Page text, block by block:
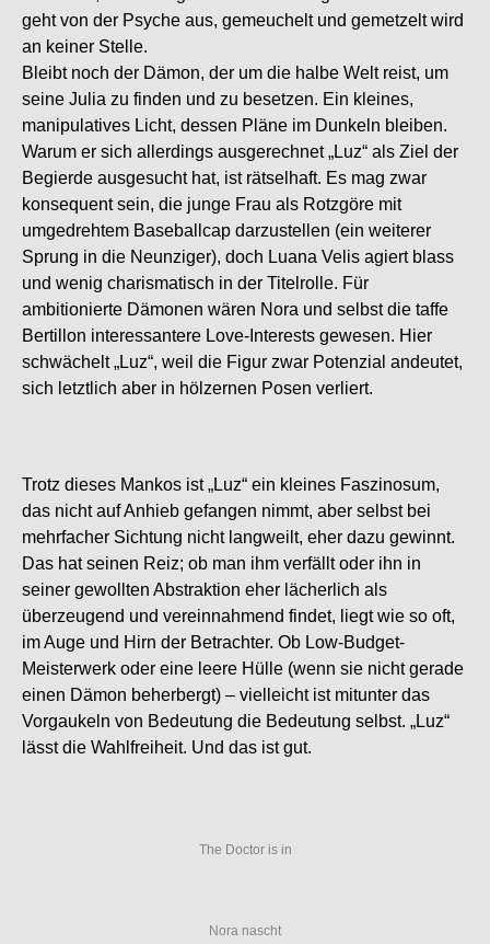
geht von der Psyche aus, gemeuchelt und gemetzelt wird
an keiner Stelle.
Bleibt noch der Dämon, der um die halbe Welt reist, um
seine Julia zu finden und zu besetzen. Ein kleines,
manipulatives Licht, dessen Pläne im Dunkeln bleiben.
Warum er sich allerdings ausgerechnet „Luz“ als Ziel der
Begierde ausgesucht hat, ist rätselhaft. Es mag zwar
konsequent sein, die junge Frau als Rotzgöre mit
umgedrehtem Baseballcap darzustellen (ein weiterer
Sprung in die Neunziger), doch Luana Velis agiert blass
und wenig charismatisch in der Titelrolle. Für
ambitionierte Dämonen wären Nora und selbst die taffe
Bertillon interessantere Love-Interests gewesen. Hier
schwächelt „Luz“, weil die Figur zwar Potenzial andeutet,
sich letztlich aber in hölzernen Posen verliert.
Trotz dieses Mankos ist „Luz“ ein kleines Faszinosum,
das nicht auf Anhieb gefangen nimmt, aber selbst bei
mehrfacher Sichtung nicht langweilt, eher dazu gewinnt.
Das hat seinen Reiz; ob man ihm verfällt oder ihn in
seiner gewollten Abstraktion eher lächerlich als
überzeugend und vereinnahmend findet, liegt wie so oft,
im Auge und Hirn der Betrachter. Ob Low-Budget-
Meisterwerk oder eine leere Hülle (wenn sie nicht gerade
einen Dämon beherbergt) – vielleicht ist mitunter das
Vorgaukeln von Bedeutung die Bedeutung selbst. „Luz“
lässt die Wahlfreiheit. Und das ist gut.
The Doctor is in
Nora nascht